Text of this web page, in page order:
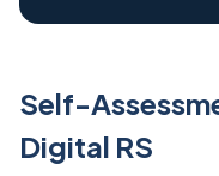
Self-
Digital RS